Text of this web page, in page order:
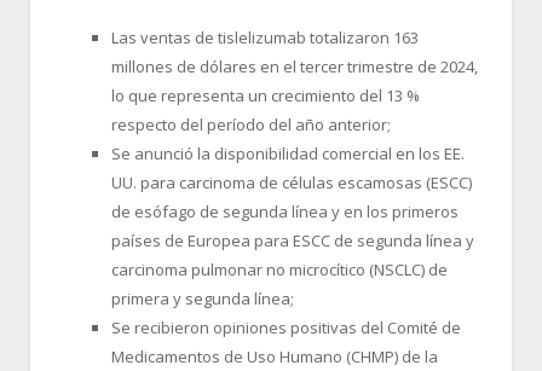
Las ventas de tislelizumab totalizaron 163
millones de dólares en el tercer trimestre de 2024,
lo que representa un crecimiento del 13 %
respecto del período del año anterior;
Se anunció la disponibilidad comercial en los EE.
UU. para carcinoma de células escamosas (ESCC)
de esófago de segunda línea y en los primeros
países de Europea para ESCC de segunda línea y
carcinoma pulmonar no microcítico (NSCLC) de
primera y segunda línea;
Se recibieron opiniones positivas del Comité de
Medicamentos de Uso Humano (CHMP) de la